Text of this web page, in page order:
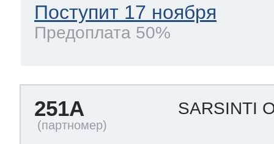
Поступит 17 ноября
Предоплата 50%
251A SARSINTI